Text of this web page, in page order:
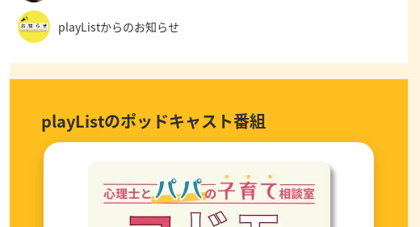
playListからのお知らせ
playListのポッドキャスト番組